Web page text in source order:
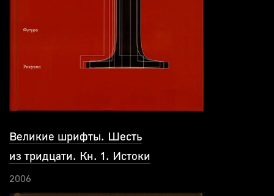
Великие шрифты. Шесть
из тридцати. Кн. 1. Истоки
2006